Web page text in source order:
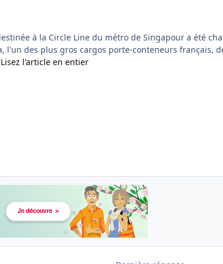
à la Circle Line du métro de Singapour a été
l'un des plus gros cargos porte-conteneurs français,
Lisez l'article en entier